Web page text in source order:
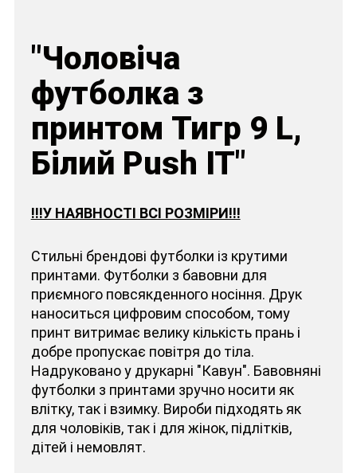
"Чоловіча
футболка з
принтом Тигр 9 L,
Білий Push IT"
!!!У НАЯВНОСТІ ВСІ РОЗМІРИ!!!
Стильні брендові футболки із крутими
принтами. Футболки з бавовни для
приємного повсякденного носіння. Друк
наноситься цифровим способом, тому
принт витримає велику кількість прань і
добре пропускає повітря до тіла.
Надруковано у друкарні "Кавун". Бавовняні
футболки з принтами зручно носити як
влітку, так і взимку. Вироби підходять як
для чоловіків, так і для жінок, підлітків,
дітей і немовлят.